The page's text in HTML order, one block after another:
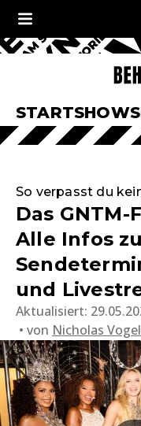
STARTSHOWS
So verpasst du
Das
Alle Infos zu
und
Aktualisiert:
von Nicholas Vogel